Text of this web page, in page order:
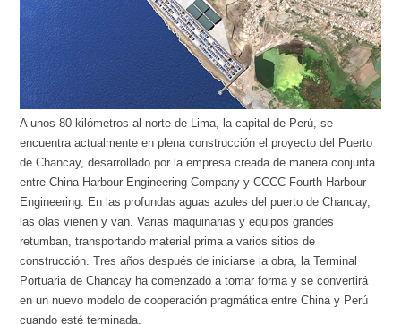
A unos 80 kilómetros al norte de Lima, la capital de Perú, se
encuentra actualmente en plena construcción el proyecto del Puerto
de Chancay, desarrollado por la empresa creada de manera conjunta
entre China Harbour Engineering Company y CCCC Fourth Harbour
Engineering. En las profundas aguas azules del puerto de Chancay,
las olas vienen y van. Varias maquinarias y equipos grandes
retumban, transportando material prima a varios sitios de
construcción. Tres años después de iniciarse la obra, la Terminal
Portuaria de Chancay ha comenzado a tomar forma y se convertirá
en un nuevo modelo de cooperación pragmática entre China y Perú
cuando esté terminada.